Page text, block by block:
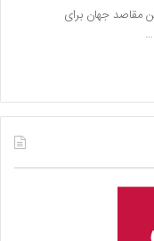
از جذاب‌ترین مقاصد جهان برای